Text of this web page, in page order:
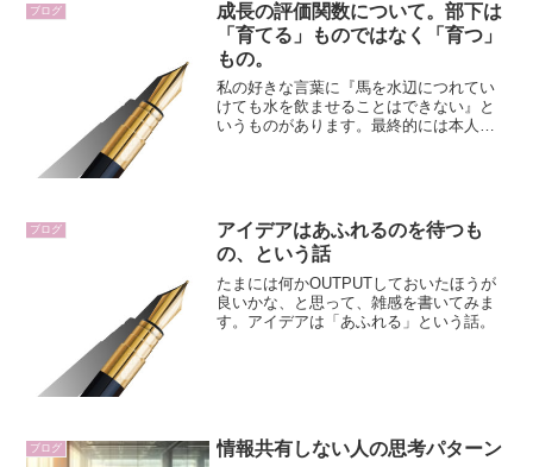
ブログ
成長の評価関数について。部下は
「育てる」ものではなく「育つ」
もの。
私の好きな言葉に『馬を水辺につれてい
けても水を飲ませることはできない』と
いうものがあります。最終的には本人の
ブログ
アイデアはあふれるのを待つも
の、という話
たまには何かOUTPUTしておいたほうが
良いかな、と思って、雑感を書いてみま
す。アイデアは「あふれる」という話。
ブログ 情報共有しない人の思考パターン